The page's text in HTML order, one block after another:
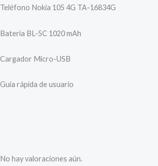
Teléfono Nokia 105 4G TA-16834G
Batería BL-5C 1020 mAh
Cargador Micro-USB
Guía rápida de usuario
No hay valoraciones aún.